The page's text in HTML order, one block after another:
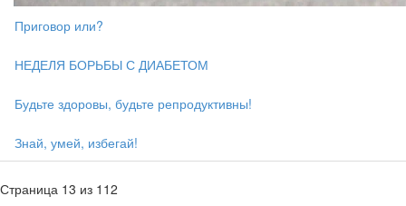
Приговор или?
НЕДЕЛЯ БОРЬБЫ С ДИАБЕТОМ
Будьте здоровы, будьте репродуктивны!
Знай, умей, избегай!
Страница 13 из 112